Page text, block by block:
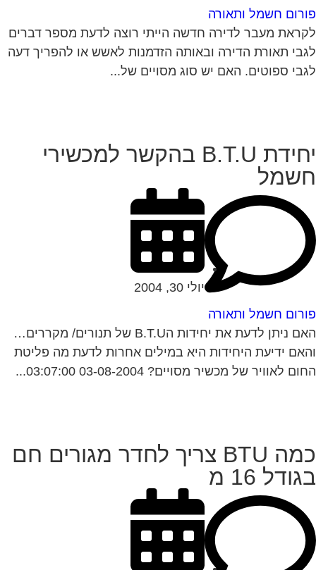
חשמל ותאורה
מעבר לדירה חדשה הייתי רוצה לדעת מספר דברים
תאורת הדירה ובאותה הזדמנות לאשש או להפריך דעה
ספוטים. האם יש סוג מסויים של...
יחידת B.T.U בהקשר למכשירי
חשמל ותאורה
יולי 30, 2004
האם ניתן לדעת את יחידות הB.T.U של תנורים/ מקררים…
ידיעת היחידות היא במילים אחרות לדעת מה פליטת
לאוויר של מכשיר מסויים? 03-08-2004 03:07:00...
כמה BTU צריך לחדר מגורים חם
16 מ